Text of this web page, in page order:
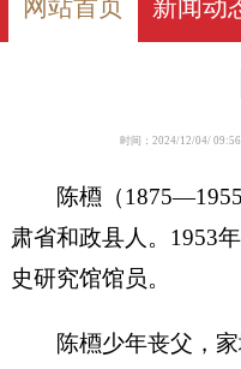
网站首页 新闻动
时间：2024/12/04/
陈槱（1875—1955
肃省和政县人。1953
史研究馆馆员。
陈槱少年丧父，家